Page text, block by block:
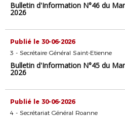
Bulletin d'Information N°46 du
2026
Publié le 30-06-2026
3 - Secrétaire Général Saint-Etienne
Bulletin d'Information N°45 du
2026
Publié le 30-06-2026
4 - Secrétariat Général Roanne